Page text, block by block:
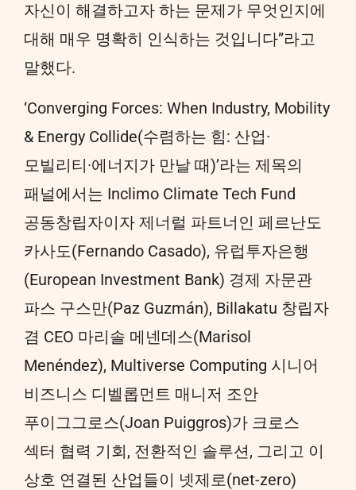
자신이 해결하고자 하는 문제가 무엇인지에
대해 매우 명확히 인식하는 것입니다”라고
말했다.
‘Converging Forces: When Industry, Mobility
& Energy Collide(수렴하는 힘: 산업·
모빌리티·에너지가 만날 때)’라는 제목의
패널에서는 Inclimo Climate Tech Fund
공동창립자이자 제너럴 파트너인 페르난도
카사도(Fernando Casado), 유럽투자은행
(European Investment Bank) 경제 자문관
파스 구스만(Paz Guzmán), Billakatu 창립자
겸 CEO 마리솔 메넨데스(Marisol
Menéndez), Multiverse Computing 시니어
비즈니스 디벨롭먼트 매니저 조안
푸이그그로스(Joan Puiggros)가 크로스
섹터 협력 기회, 전환적인 솔루션, 그리고 이
상호 연결된 산업들이 넷제로(net-zero)